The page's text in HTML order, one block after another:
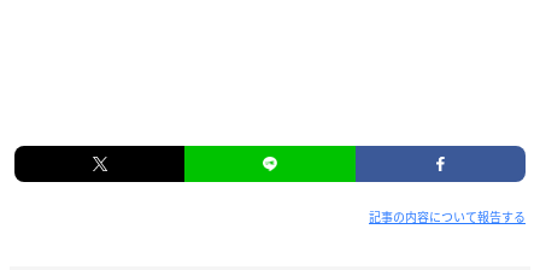
記事の内容について報告する